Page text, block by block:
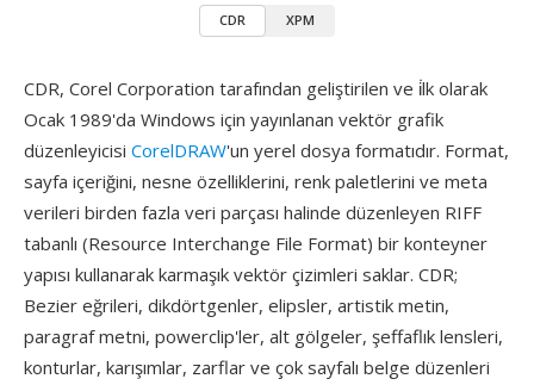
CDR XPM
CDR, Corel Corporation tarafından geliştirilen ve i̇lk olarak
Ocak 1989'da Windows için yayınlanan vektör grafik
düzenleyicisi CorelDRAW'un yerel dosya formatıdır. Format,
sayfa içeriğini, nesne özelliklerini, renk paletlerini ve meta
verileri birden fazla veri parçası halinde düzenleyen RIFF
tabanlı (Resource Interchange File Format) bir konteyner
yapısı kullanarak karmaşık vektör çizimleri saklar. CDR;
Bezier eğrileri, dikdörtgenler, elipsler, artistik metin,
paragraf metni, powerclip'ler, alt gölgeler, şeffaflık lensleri,
konturlar, karışımlar, zarflar ve çok sayfalı belge düzenleri